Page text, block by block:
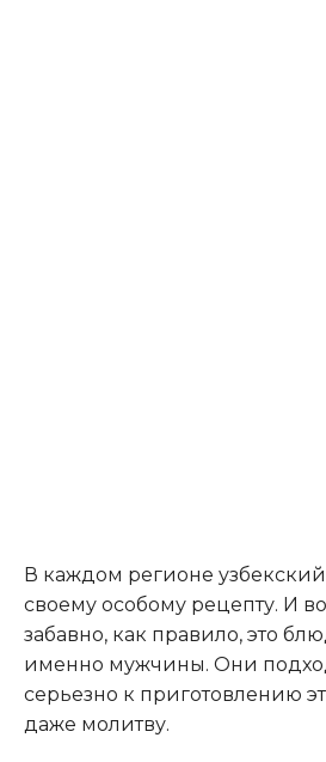
В каждом регионе узбекский
своему особому рецепту. И
забавно, как правило, это
именно мужчины. Они
серьезно к приготовлению
даже молитву.